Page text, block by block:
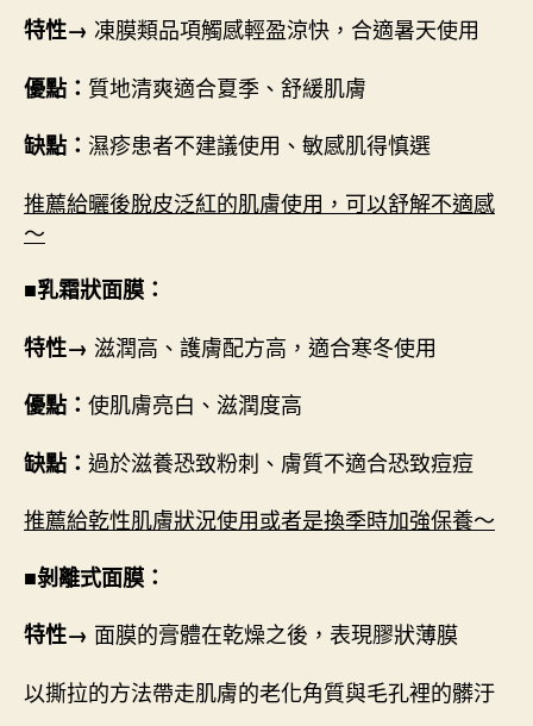
特性→ 凍膜類品項觸感輕盈涼快，合適暑天使用
優點： 質地清爽適合夏季、舒緩肌膚
缺點： 濕疹患者不建議使用、敏感肌得慎選
推薦給曬後脫皮泛紅的肌膚使用，可以舒解不適感
～
■乳霜狀面膜：
特性→ 滋潤高、護膚配方高，適合寒冬使用
優點： 使肌膚亮白、滋潤度高
缺點： 過於滋養恐致粉刺、膚質不適合恐致痘痘
推薦給乾性肌膚狀況使用或者是換季時加強保養～
■剝離式面膜：
特性→ 面膜的膏體在乾燥之後，表現膠狀薄膜
以撕拉的方法帶走肌膚的老化角質與毛孔裡的髒汙